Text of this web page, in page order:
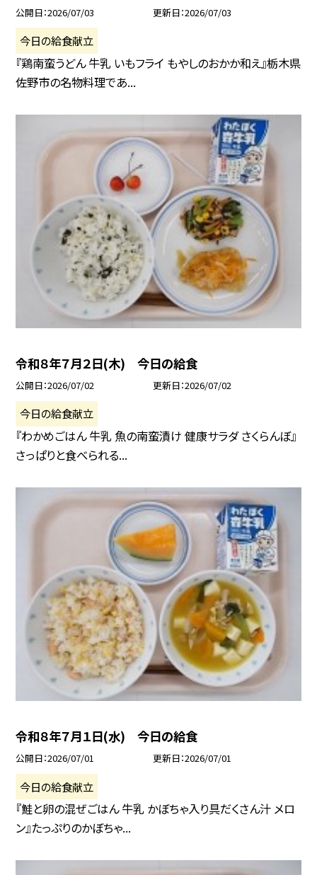
公開日 2026/07/03 更新日 2026/07/03
今日の給食献立
『鶏南蛮うどん 牛乳 いもフライ もやしのおかか和え』栃木県
佐野市の名物料理であ...
令和８年７月２日(木) 今日の給食
公開日 2026/07/02 更新日 2026/07/02
今日の給食献立
『わかめごはん 牛乳 魚の南蛮漬け 健康サラダ さくらんぼ』
さっぱりと食べられる...
令和８年７月１日(水) 今日の給食
公開日 2026/07/01 更新日 2026/07/01
今日の給食献立
『鮭と卵の混ぜごはん 牛乳 かぼちゃ入り具だくさん汁 メロ
ン』たっぷりのかぼちゃ...